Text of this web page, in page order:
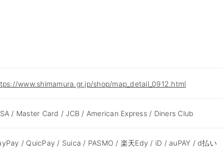
www.shimamura.gr.jp/shop/map_detail_0912.html
/ Master Card / JCB / American Express / Diners Club
/ QuicPay / Suica / PASMO / 楽天Edy / iD / auPAY / d払い